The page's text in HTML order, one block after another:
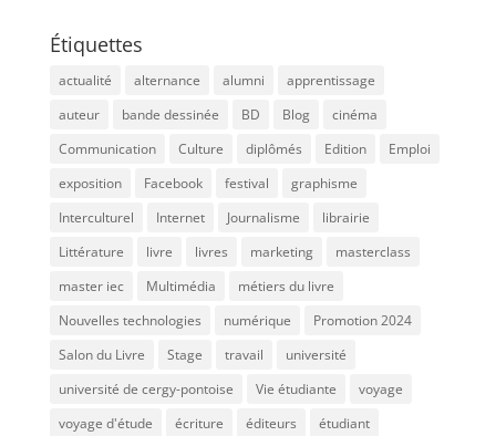
Étiquettes
actualité alternance alumni
apprentissage
auteur
bande dessinée BD Blog
cinéma
Communication
Culture diplômés Edition
Emploi
exposition
Facebook festival
graphisme
Interculturel
Internet Journalisme
librairie
Littérature
livre livres marketing
masterclass
master iec
Multimédia
métiers du livre
Nouvelles technologies
numérique
Promotion 2024
Salon du Livre
Stage travail
université
université de cergy-pontoise
Vie étudiante
voyage
voyage d'étude
écriture éditeurs
étudiant